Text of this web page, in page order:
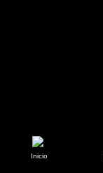
Inicio